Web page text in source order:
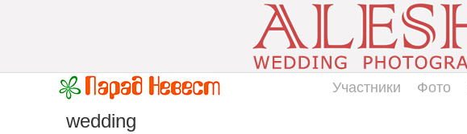
Участники Фото
wedding